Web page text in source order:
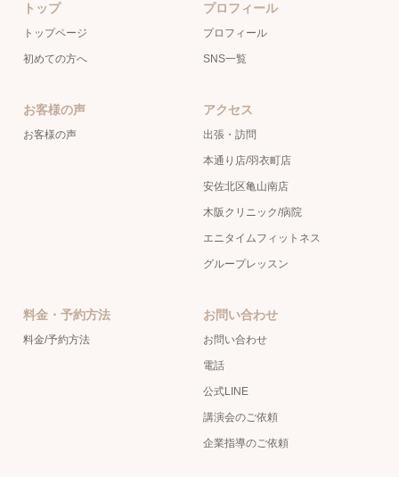
トップ
トップページ
初めての方へ
プロフィール
プロフィール
SNS一覧
お客様の声
お客様の声
アクセス
出張・訪問
本通り店/羽衣町店
安佐北区亀山南店
木阪クリニック/病院
エニタイムフィットネス
グループレッスン
料金・予約方法
料金/予約方法
お問い合わせ
お問い合わせ
電話
公式LINE
講演会のご依頼
企業指導のご依頼